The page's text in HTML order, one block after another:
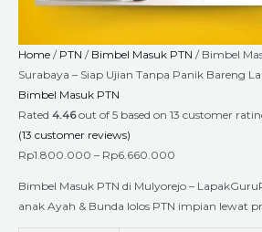
Home / PTN / Bimbel Masuk PTN / Bimbel
Surabaya – Siap Ujian Tanpa Panik Bareng
Bimbel Masuk PTN
Rated 4.46out of 5 based on 13 customer
(13 customer reviews)
Rp1.800.000 – Rp6.660.000
Bimbel Masuk PTN di Mulyorejo –
anak Ayah & Bunda lolos PTN impian lewat